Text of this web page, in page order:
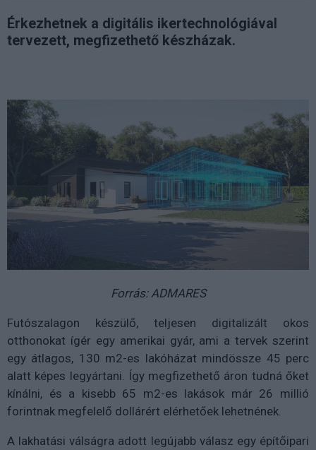
Érkezhetnek a digitális ikertechnológiával
tervezett, megfizethető készházak.
Forrás: ADMARES
Futószalagon készülő, teljesen digitalizált okos
otthonokat ígér egy amerikai gyár, ami a tervek szerint
egy átlagos, 130 m2-es lakóházat mindössze 45 perc
alatt képes legyártani. Így megfizethető áron tudná őket
kínálni, és a kisebb 65 m2-es lakások már 26 millió
forintnak megfelelő dollárért elérhetőek lehetnének.
A lakhatási válságra adott legújabb válasz egy építőipari